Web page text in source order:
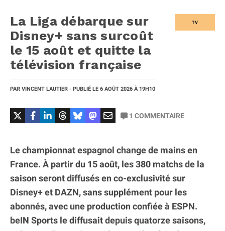
TV
La Liga débarque sur
Disney+ sans surcoût
le 15 août et quitte la
télévision française
PAR VINCENT LAUTIER - PUBLIÉ LE 6 AOÛT 2026 À 19H10
1 COMMENTAIRE
Le championnat espagnol change de mains en
France. À partir du 15 août, les 380 matchs de la
saison seront diffusés en co-exclusivité sur
Disney+ et DAZN, sans supplément pour les
abonnés, avec une production confiée à ESPN.
beIN Sports le diffusait depuis quatorze saisons,